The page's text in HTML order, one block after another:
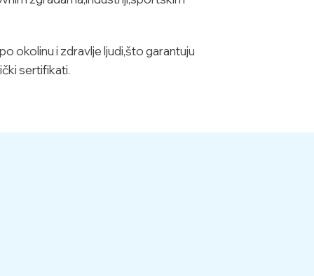
okolinu i zdravlje ljudi,što garantuju
sertifikati.